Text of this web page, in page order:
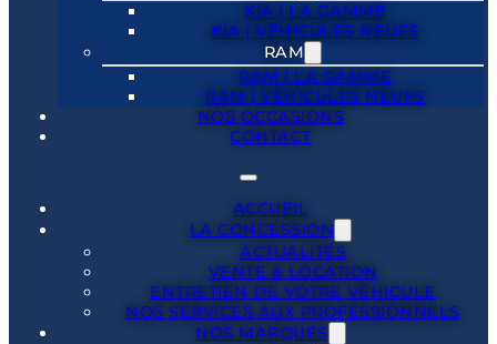
KIA | LA GAMME
KIA | VÉHICULES NEUFS
RAM
RAM | LA GAMME
RAM | VÉHICULES NEUFS
NOS OCCASIONS
CONTACT
ACCUEIL
LA CONCESSION
ACTUALITÉS
VENTE & LOCATION
ENTRETIEN DE VOTRE VÉHICULE
NOS SERVICES AUX PROFESSIONNELS
NOS MARQUES